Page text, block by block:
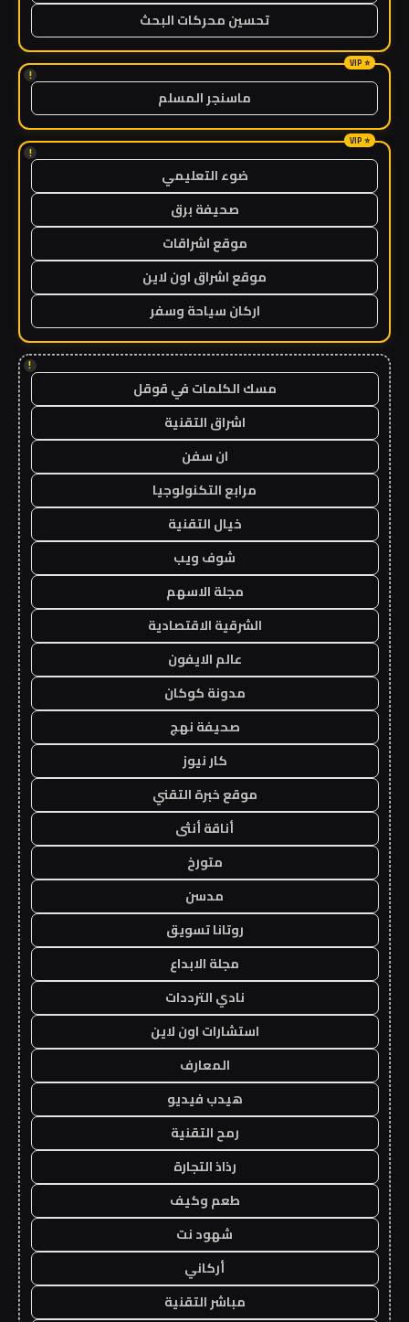
تحسين محركات البحث
!
ماسنجر المسلم
!
ضوء التعليمي
صحيفة برق
موقع اشراقات
موقع اشراق اون لاين
اركان سياحة وسفر
!
مسك الكلمات في قوقل
اشراق التقنية
ان سفن
مرابع التكنولوجيا
خيال التقنية
شوف ويب
مجلة الاسهم
الشرقية الاقتصادية
عالم الايفون
مدونة كوكان
صحيفة نهج
كار نيوز
موقع خبرة التقني
أناقة أنثى
متورخ
مدسن
روتانا تسويق
مجلة الابداع
نادي الترددات
استشارات اون لاين
المعارف
هيدب فيديو
رمح التقنية
رذاذ التجارة
طعم وكيف
شهود نت
أركاني
مباشر التقنية